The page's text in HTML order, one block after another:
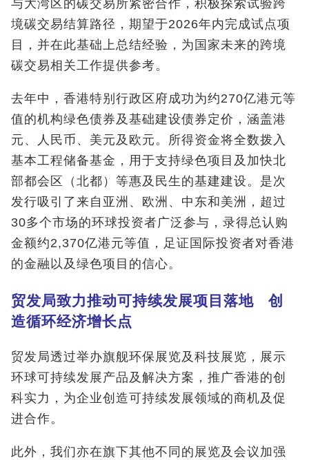
与大湾区的碳交易所紧密合作，积极探索试验跨
境碳交易结算路径，期望于2026年内完成试点项
目，并在此基础上总结经验，为国家未来的跨境
碳交易相关工作提供参考。
去年中，香港特别行政区府成功为约270亿港元等
值的机构绿色债券及基础建设债券定价，涵盖港
元、人民币、美元及欧元。所得资金将全数拨入
基本工程储备基金，用于支持绿色项目及加快北
部都会区（北都）等惠及民生的基建建设。是次
发行吸引了来自亚洲、欧洲、中东和美洲，超过
30多个市场的环球投资者广泛参与，录得总认购
金额约2,370亿港元等值，足证国际投资者对香港
的金融以及绿色项目的信心。
贸发局致力推动可持续发展项目落地 创
造循环经济增长点
贸发局透过举办旗舰环保展览及科技展览，展示
环球可持续发展产品及解决方案，推广香港的创
科实力，为企业创造可持续发展领域的商机及促
进合作。
此外，我们亦在旗下其他不同的展览及会议加强